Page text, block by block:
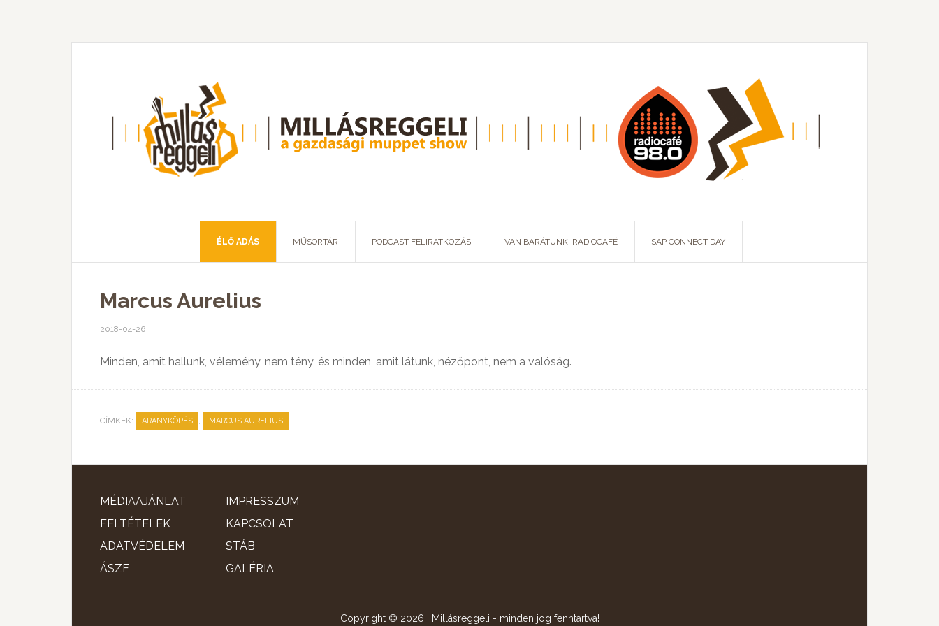
ÉLŐ ADÁS MŰSORTÁR PODCAST FELIRATKOZÁS VAN BARÁTUNK: RADIOCAFÉ SAP CONNECT DAY
Marcus Aurelius
2018-04-26
Minden, amit hallunk, vélemény, nem tény, és minden, amit látunk, nézőpont, nem a valóság.
CÍMKÉK: ARANYKÖPÉS , MARCUS AURELIUS
MÉDIAAJÁNLAT
FELTÉTELEK
ADATVÉDELEM
ÁSZF
IMPRESSZUM
KAPCSOLAT
STÁB
GALÉRIA
Copyright © 2026 · Millásreggeli - minden jog fenntartva!